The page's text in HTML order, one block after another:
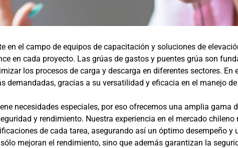
en el campo de equipos de capacitación y soluciones de
en cada proyecto. Las grúas de gastos y puentes grúa son
los procesos de carga y descarga en diferentes sectores. En
demandadas, gracias a su versatilidad y eficacia en el manejo
necesidades especiales, por eso ofrecemos una amplia gama
y rendimiento. Nuestra experiencia en el mercado
de cada tarea, asegurando así un óptimo desempeño
mejoran el rendimiento, sino que además garantizan la